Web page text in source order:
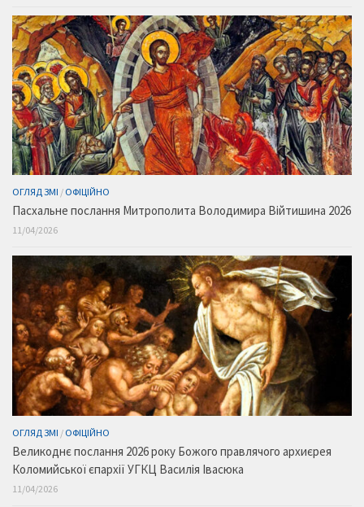
ОГЛЯД ЗМІ / ОФІЦІЙНО
Пасхальне послання Митрополита Володимира Війтишина 2026
11/04/2026
ОГЛЯД ЗМІ / ОФІЦІЙНО
Великоднє послання 2026 року Божого правлячого архиєрея
Коломийської єпархії УГКЦ Василія Івасюка
11/04/2026